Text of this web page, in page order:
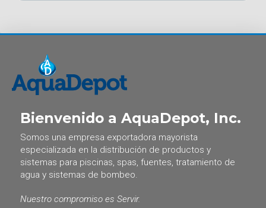
Bienvenido a AquaDepot, Inc.
Somos una empresa exportadora mayorista
especializada en la distribución de productos y
sistemas para piscinas, spas, fuentes, tratamiento de
agua y sistemas de bombeo.
Nuestro compromiso es Servir.